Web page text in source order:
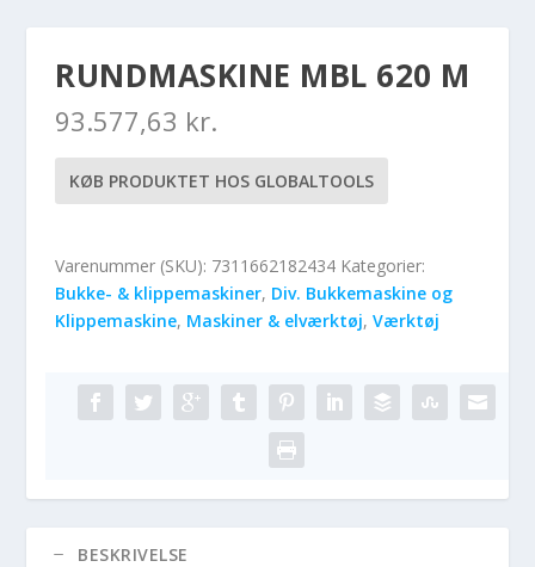
RUNDMASKINE MBL 620 M
93.577,63 kr.
KØB PRODUKTET HOS GLOBALTOOLS
Varenummer (SKU): 7311662182434 Kategorier:
Bukke- & klippemaskiner, Div. Bukkemaskine og
Klippemaskine, Maskiner & elværktøj,Værktøj
BESKRIVELSE